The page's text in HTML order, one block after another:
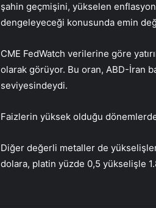
şahin geçmişini, yükselen
dengeleyeceği konusunda emin
CME FedWatch verilerine göre
olarak görüyor. Bu oran, ABD-İran
seviyesindeydi.
Faizlerin yüksek olduğu
Diğer değerli metaller de
dolara, platin yüzde 0,5 yükselişle